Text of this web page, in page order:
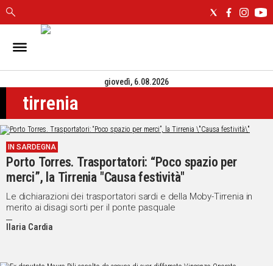
IN
CAGLIARI
SASSARI
NUORO
ORISTANO
SULCIS
GALLURA
OGLIASTRA
MEDIO
CAMPIDANO
giovedì, 6.08.2026
tirrenia
IN SARDEGNA
Porto Torres. Trasportatori: “Poco spazio per
merci”, la Tirrenia "Causa festività"
Le dichiarazioni dei trasportatori sardi e della Moby-Tirrenia in
merito ai disagi sorti per il ponte pasquale
Ilaria Cardia